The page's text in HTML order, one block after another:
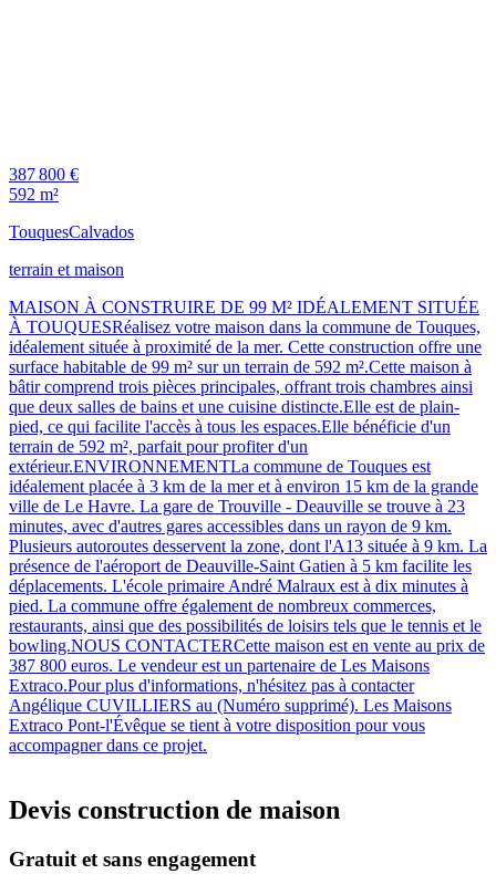
387 800 €
592 m²
TouquesCalvados
terrain et maison
MAISON À CONSTRUIRE DE 99 M² IDÉALEMENT SITUÉE
À TOUQUESRéalisez votre maison dans la commune de Touques,
idéalement située à proximité de la mer. Cette construction offre une
surface habitable de 99 m² sur un terrain de 592 m².Cette maison à
bâtir comprend trois pièces principales, offrant trois chambres ainsi
que deux salles de bains et une cuisine distincte.Elle est de plain-
pied, ce qui facilite l'accès à tous les espaces.Elle bénéficie d'un
terrain de 592 m², parfait pour profiter d'un
extérieur.ENVIRONNEMENTLa commune de Touques est
idéalement placée à 3 km de la mer et à environ 15 km de la grande
ville de Le Havre. La gare de Trouville - Deauville se trouve à 23
minutes, avec d'autres gares accessibles dans un rayon de 9 km.
Plusieurs autoroutes desservent la zone, dont l'A13 située à 9 km. La
présence de l'aéroport de Deauville-Saint Gatien à 5 km facilite les
déplacements. L'école primaire André Malraux est à dix minutes à
pied. La commune offre également de nombreux commerces,
restaurants, ainsi que des possibilités de loisirs tels que le tennis et le
bowling.NOUS CONTACTERCette maison est en vente au prix de
387 800 euros. Le vendeur est un partenaire de Les Maisons
Extraco.Pour plus d'informations, n'hésitez pas à contacter
Angélique CUVILLIERS au (Numéro supprimé). Les Maisons
Extraco Pont-l'Évêque se tient à votre disposition pour vous
accompagner dans ce projet.
Devis construction de maison
Gratuit et sans engagement